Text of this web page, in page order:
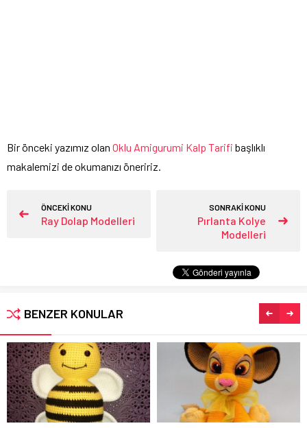
Bir önceki yazımız olan Oklu Amigurumi Kalp Tarifi başlıklı
makalemizi de okumanızı öneririz.
ÖNCEKİ KONU
Ray Dolap Modelleri
SONRAKİ KONU
Pırlanta Kolye
Modelleri
BENZER KONULAR